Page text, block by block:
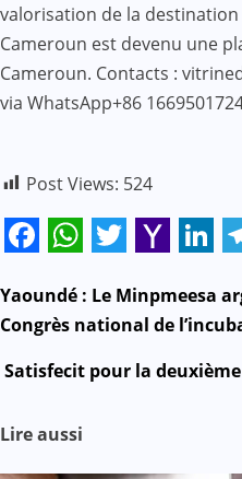
valorisation de la
Cameroun est devenu une
Cameroun. Contacts :
via WhatsApp+86
Post Views: 524
Mail
N
i
Yaoundé : Le Minpmeesa
Congrès national de
Satisfecit pour la
Lire aussi